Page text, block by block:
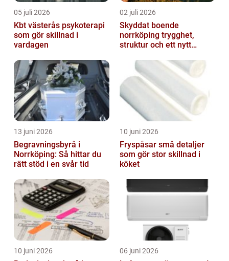
05 juli 2026
Kbt västerås psykoterapi
som gör skillnad i
vardagen
02 juli 2026
Skyddat boende
norrköping trygghet,
struktur och ett nytt
13 juni 2026
Begravningsbyrå i
Norrköping: Så hittar du
rätt stöd i en svår tid
10 juni 2026
Fryspåsar små detaljer
som gör stor skillnad i
köket
10 juni 2026 06 juni 2026